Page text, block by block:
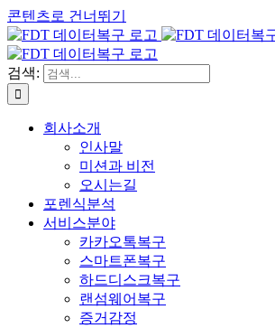
콘텐츠로 건너뛰기
검색:
회사소개
인사말
미션과 비전
오시는길
포렌식분석
서비스분야
카카오톡복구
스마트폰복구
하드디스크복구
랜섬웨어복구
증거감정